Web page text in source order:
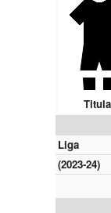
Liga
(2023-24)